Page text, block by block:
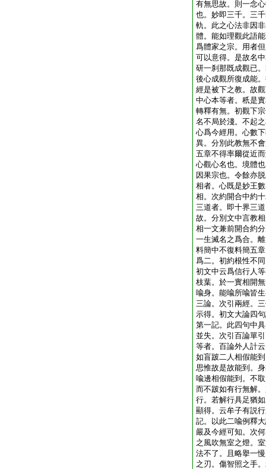
有無思故。則一念
也。妙即三千。三
軌。此之心法非因
體。能如理觀此語
爲體家之宗。用者
可以意得。是故名
研一刹那既成觀已
後心成觀所復成能
經是被下之教。故
中心本等者。秖是
轉釋有無。初觀下
名不局於淺。不起
心爲今經用。心數
異。分別此教無不
五章不得率爾從近
心觀心名也。境體
因果宗也。令餘亦
相者。心既是妙王
相。次約開合中約
三道者。即十界三
故。分別文中言教
相一文兼前開合約
一生滅名之爲合。
料簡中不復料簡五
爲二。初約根性不
初文中云爲信行人
枝葉。於一實相開
喩身。能喩所喩皆
三論。次引兩經。
示得。初文大論四
第一記。此四句中
並失。次引百論單
等者。百論外人計
如盲跛二人相假能
思惟故是故能到。
喩邊相假能到。不
而不跛如有行無解
行。若解行具足猶
顯得。云牟子有説
記。以此二喩例釋
嚴及今經可知。次
之風吹無室之燈。
法不了。且略擧一
之刃。傷智照之手